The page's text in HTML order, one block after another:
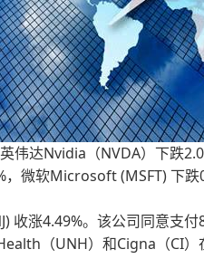
伟达Nvidia（NVDA）下跌
微软Microsoft (MSFT) 下
收涨4.49%。该公司同意支
（UNH）和Cigna（CI